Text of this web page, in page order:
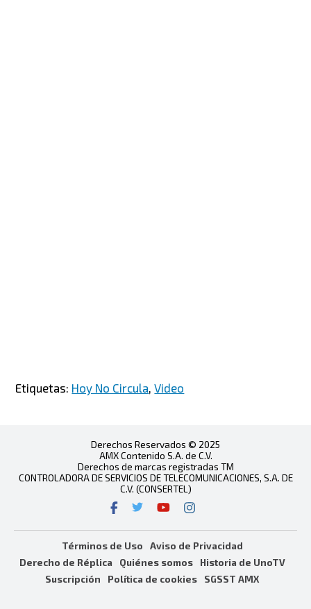
Etiquetas: Hoy No Circula ,Video
Derechos Reservados © 2025
AMX Contenido S.A. de C.V.
Derechos de marcas registradas TM
CONTROLADORA DE SERVICIOS DE TELECOMUNICACIONES, S.A. DE
C.V. (CONSERTEL)
Términos de Uso
Aviso de Privacidad
Derecho de Réplica
Quiénes somos
Historia de UnoTV
Suscripción
Política de cookies SGSST AMX